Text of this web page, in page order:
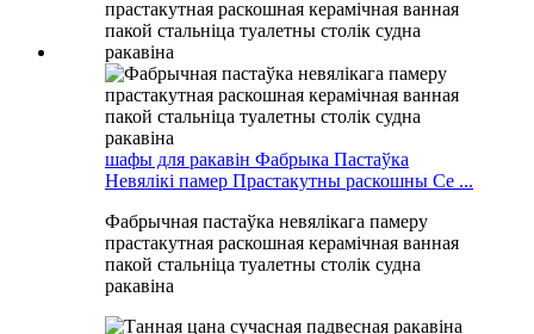
шафы для ракавін Фабрыка Пастаўка
Невялікі памер Прастакутны раскошны Ce ...
Фабрычная пастаўка невялікага памеру
прастакутная раскошная керамічная ванная
пакой стальніца туалетны столік судна
ракавіна